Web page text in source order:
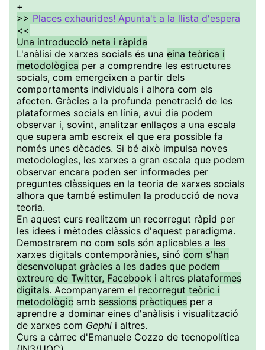
+
>> Places exhaurides! Apunta't a la llista d'espera
<<
Una introducció neta i ràpida
L'anàlisi de xarxes socials és una eina teòrica i
metodològica per a comprendre les estructures
socials, com emergeixen a partir dels
comportaments individuals i alhora com els
afecten. Gràcies a la profunda penetració de les
plataformes socials en línia, avui dia podem
observar i, sovint, analitzar enllaços a una escala
que supera amb escreix el que era possible fa
només unes dècades. Si bé això impulsa noves
metodologies, les xarxes a gran escala que podem
observar encara poden ser informades per
preguntes clàssiques en la teoria de xarxes socials
alhora que també estimulen la producció de nova
teoria.
En aquest curs realitzem un recorregut ràpid per
les idees i mètodes clàssics d'aquest paradigma.
Demostrarem no com sols són aplicables a les
xarxes digitals contemporànies, sinó com s'han
desenvolupat gràcies a les dades que podem
extreure de Twitter, Facebook i altres plataformes
digitals. Acompanyarem el recorregut teòric i
metodològic amb sessions pràctiques per a
aprendre a dominar eines d'anàlisis i visualització
de xarxes com Gephi i altres.
Curs a càrrec d'Emanuele Cozzo de tecnopolítica